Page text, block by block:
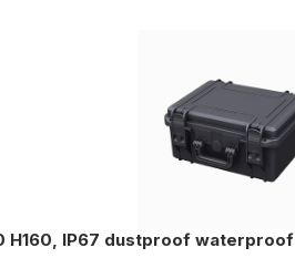
H160, IP67 dustproof waterproof